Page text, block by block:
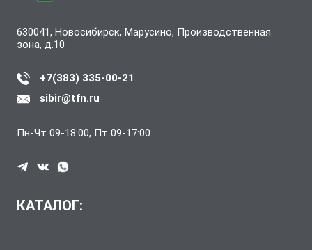
630041, Новосибирск, Марусино, Производственная
зона, д.10
+7(383) 335-00-21
sibir@tfn.ru
Пн-Чт 09-18:00, Пт 09-17:00
КАТАЛОГ: